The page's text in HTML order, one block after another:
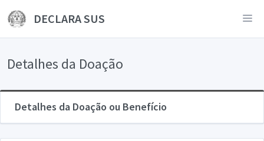
DECLARA SUS
Detalhes da Doação
Detalhes da Doação ou Benefício